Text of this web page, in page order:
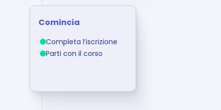
Comincia
Completa l’iscrizione
Parti con il corso